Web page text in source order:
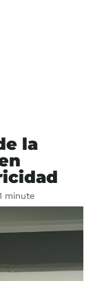
la
minute